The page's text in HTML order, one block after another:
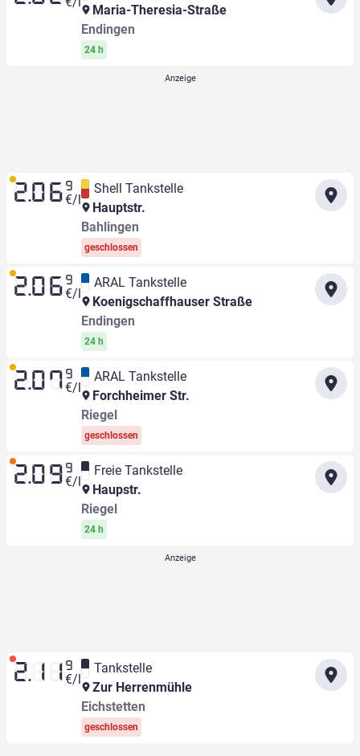
Maria-Theresia-Straße
Endingen
24 h
2.06 9
€/l
Shell Tankstelle
Hauptstr.
Bahlingen
geschlossen
2.06 9
€/l
ARAL Tankstelle
Koenigschaffhauser Straße
Endingen
24 h
2.07 9
€/l
ARAL Tankstelle
Forchheimer Str.
Riegel
geschlossen
2.09 9
€/l
Freie Tankstelle
Haupstr.
Riegel
24 h
2.11 9
€/l
Tankstelle
Zur Herrenmühle
Eichstetten
geschlossen